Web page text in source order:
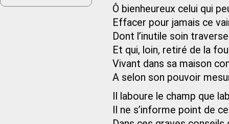
Ô bienheureux celui qui
Effacer pour jamais ce
Dont l’inutile soin
Et qui, loin, retiré de la
Vivant dans sa maison
A selon son pouvoir
Il laboure le champ que
Il ne s’informe point de
actuellement aucune prévision